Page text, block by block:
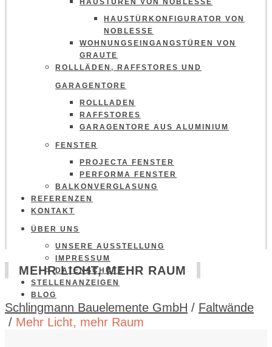
HAUSTÜREN VON NOBLESSE
HAUSTÜRKONFIGURATOR VON
NOBLESSE
WOHNUNGSEINGANGSTÜREN VON
GRAUTE
ROLLLÄDEN, RAFFSTORES UND
GARAGENTORE
ROLLLADEN
RAFFSTORES
GARAGENTORE AUS ALUMINIUM
FENSTER
PROJECTA FENSTER
PERFORMA FENSTER
BALKONVERGLASUNG
REFERENZEN
KONTAKT
ÜBER UNS
UNSERE AUSSTELLUNG
IMPRESSUM
DATENSCHUTZ
STELLENANZEIGEN
BLOG
MEHR LICHT, MEHR RAUM
Schlingmann Bauelemente GmbH / Faltwände
/ Mehr Licht, mehr Raum